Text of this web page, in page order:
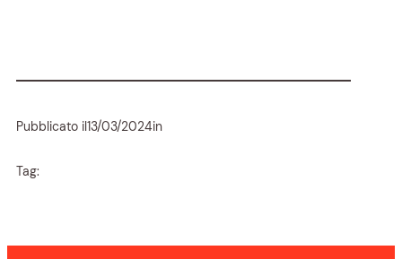
Pubblicato il13/03/2024in
Tag: